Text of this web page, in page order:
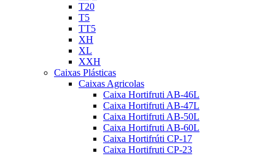
T20
T5
TT5
XH
XL
XXH
Caixas Plásticas
Caixas Agricolas
Caixa Hortifruti AB-46L
Caixa Hortifruti AB-47L
Caixa Hortifruti AB-50L
Caixa Hortifruti AB-60L
Caixa Hortifrúti CP-17
Caixa Hortifruti CP-23